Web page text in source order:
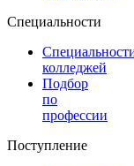
Специальности
колледжей
Подбор
по
профессии
Поступление